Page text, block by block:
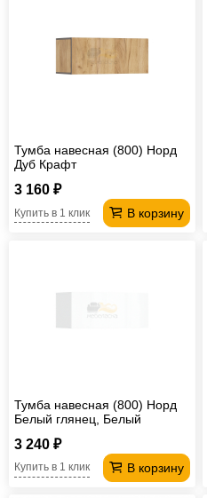
Тумба навесная (800) Норд
Дуб Крафт
3 160 ₽
В корзину
Купить в 1 клик
Тумба навесная (800) Норд
Белый глянец, Белый
3 240 ₽
В корзину
Купить в 1 клик